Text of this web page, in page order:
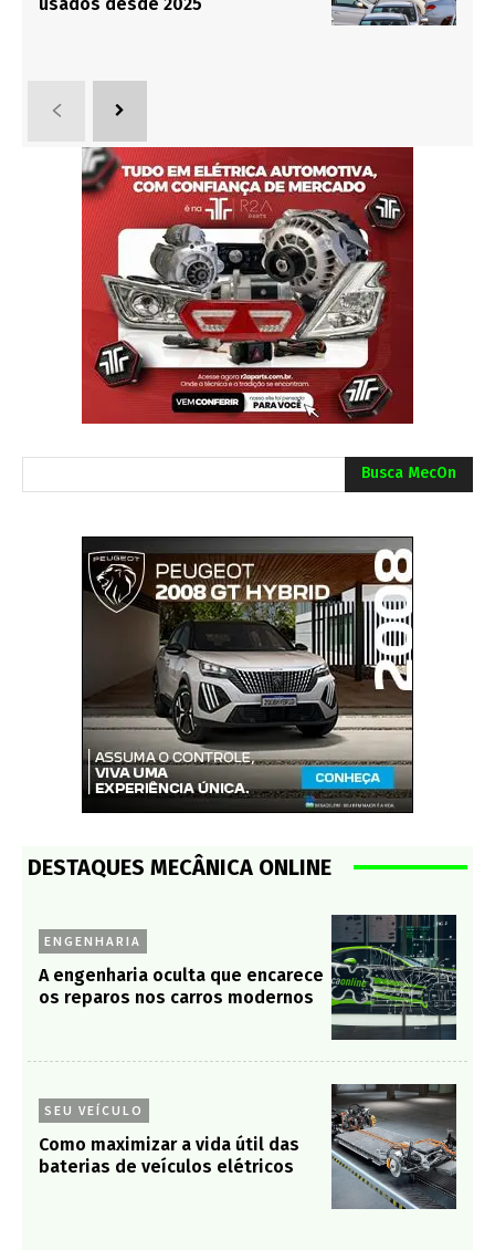
Busca MecOn
DESTAQUES MECÂNICA ONLINE
ENGENHARIA
A engenharia oculta que encarece
os reparos nos carros modernos
SEU VEÍCULO
Como maximizar a vida útil das
baterias de veículos elétricos